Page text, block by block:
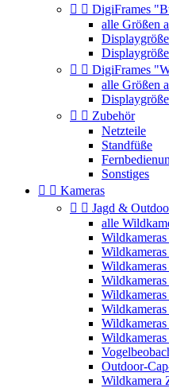
  DigiFrames
alle Größen
  DigiFrames
alle Größen
  Zubehör
Netzteile
Standfüße
Sonstiges
  Kameras
  Jagd &
alle
Outdoor-
Wildkamera